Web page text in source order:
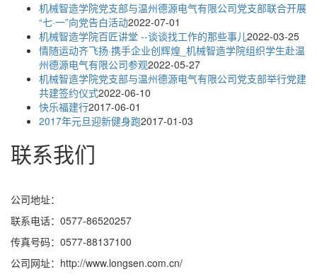
机械智造学院党支部与温州德源电气有限公司党支部联合开展
“七·一”向党告白活动2022-07-01
机械智造学院百匠讲堂 --谈谈找工作的那些事儿2022-03-25
情随运动齐飞扬·携手企业创辉煌_机械智造学院组织学生赴温
州德源电气有限公司参观2022-05-27
机械智造学院党支部与温州德源电气有限公司党支部举行党建
共建签约仪式2022-06-10
快乐福建行2017-06-01
2017年元旦迎新健身跑2017-01-03
联系我们
公司地址：
联系电话：0577-86520257
传真号码：0577-88137100
公司网址：http://www.longsen.com.cn/